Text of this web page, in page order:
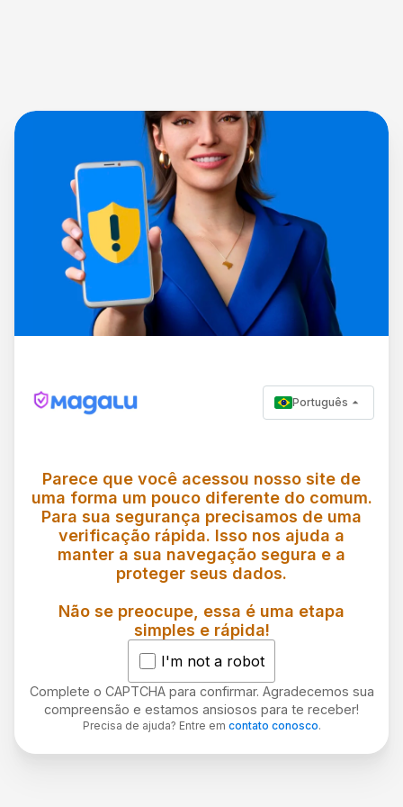
Português
Parece que você acessou nosso site de
uma forma um pouco diferente do comum.
Para sua segurança precisamos de uma
verificação rápida. Isso nos ajuda a
manter a sua navegação segura e a
proteger seus dados.
Não se preocupe, essa é uma etapa
simples e rápida!
I'm not a robot
Complete o CAPTCHA para confirmar. Agradecemos sua
compreensão e estamos ansiosos para te receber!
Precisa de ajuda? Entre em contato conosco.